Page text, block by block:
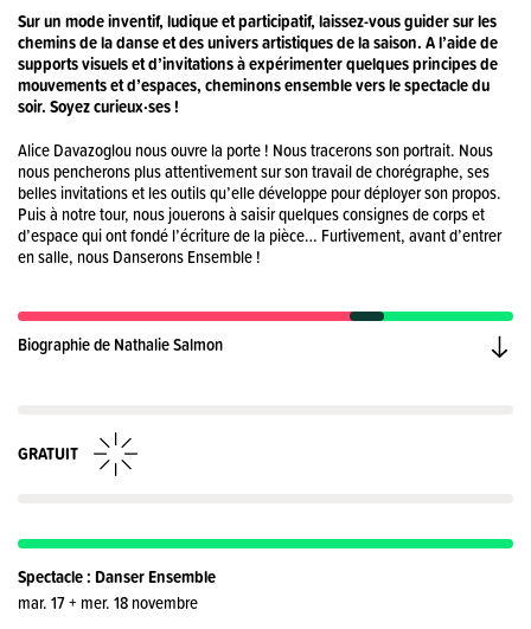
Sur un mode inventif, ludique et participatif, laissez-vous guider sur les
chemins de la danse et des univers artistiques de la saison. A l’aide de
supports visuels et d’invitations à expérimenter quelques principes de
mouvements et d’espaces, cheminons ensemble vers le spectacle du
soir. Soyez curieux·ses !
Alice Davazoglou nous ouvre la porte ! Nous tracerons son portrait. Nous
nous pencherons plus attentivement sur son travail de chorégraphe, ses
belles invitations et les outils qu’elle développe pour déployer son propos.
Puis à notre tour, nous jouerons à saisir quelques consignes de corps et
d’espace qui ont fondé l’écriture de la pièce… Furtivement, avant d’entrer
en salle, nous Danserons Ensemble !
Biographie de Nathalie Salmon
GRATUIT
Spectacle : Danser Ensemble
mar. 17 + mer. 18 novembre